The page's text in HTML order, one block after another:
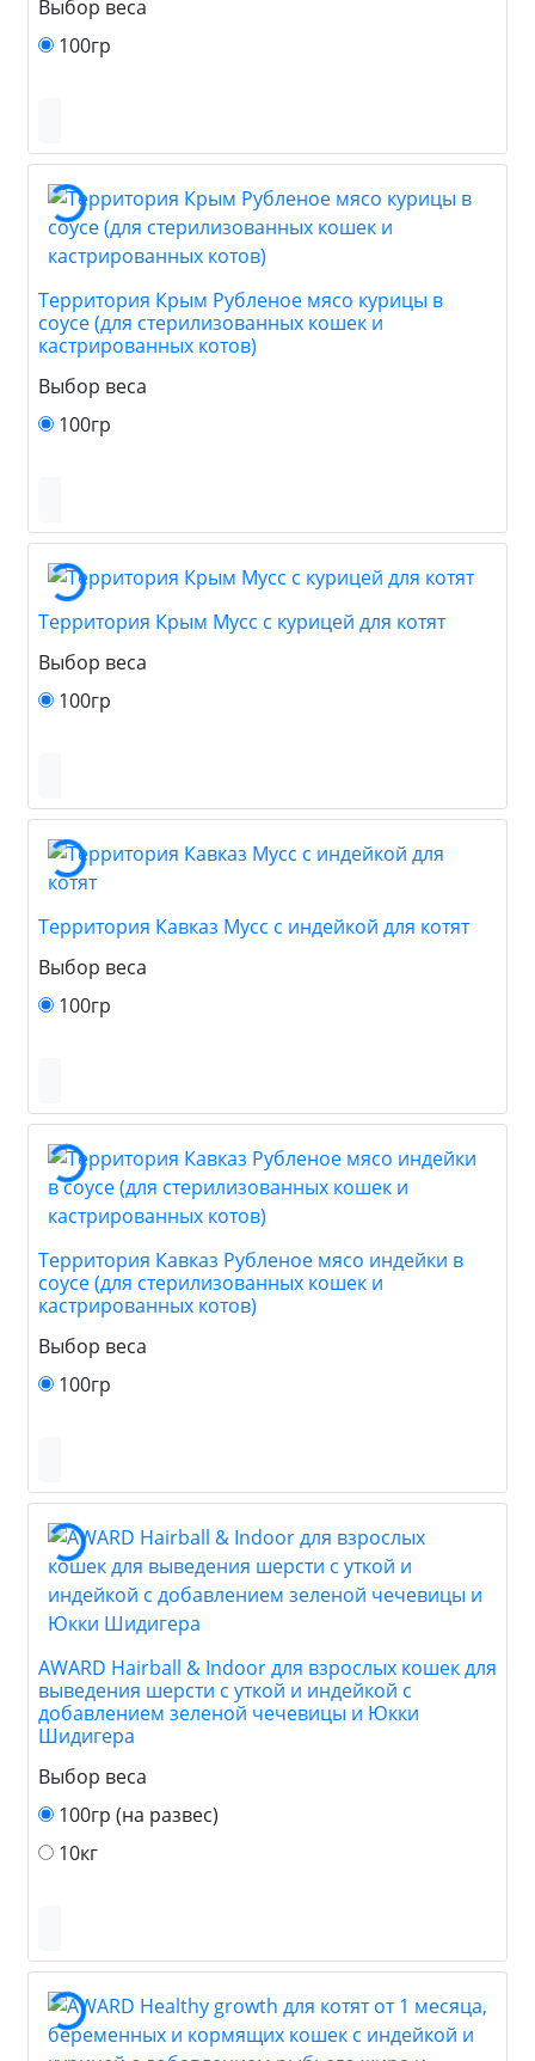
Выбор веса
100гр
Территория Крым Рубленое мясо курицы в
соусе (для стерилизованных кошек и
кастрированных котов)
Выбор веса
100гр
Территория Крым Мусс с курицей для котят
Выбор веса
100гр
Территория Кавказ Мусс с индейкой для котят
Выбор веса
100гр
Территория Кавказ Рубленое мясо индейки в
соусе (для стерилизованных кошек и
кастрированных котов)
Выбор веса
100гр
AWARD Hairball & Indoor для взрослых кошек для
выведения шерсти с уткой и индейкой с
добавлением зеленой чечевицы и Юкки
Шидигера
Выбор веса
100гр (на развес)
10кг